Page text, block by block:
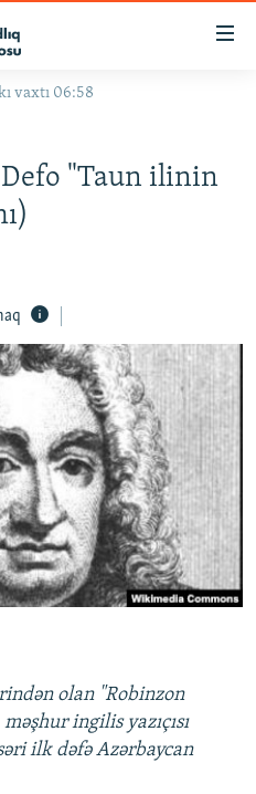
vaxtı 06:58
"Taun ilinin
olan "Robinzon
ingilis yazıçısı
ilk dəfə Azərbaycan